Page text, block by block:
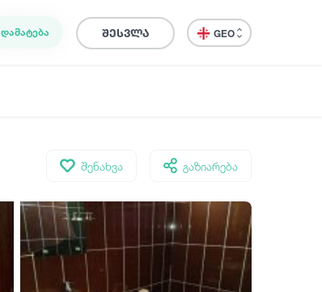
ᲓᲐᲛᲐᲢᲔᲑᲐ შესვლა GEO
შენახვა გაზიარება